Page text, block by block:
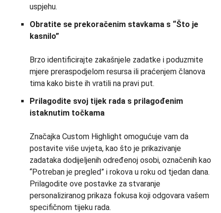
uspjehu.
Obratite se prekoračenim stavkama s “Što je
kasnilo”
Brzo identificirajte zakašnjele zadatke i poduzmite
mjere preraspodjelom resursa ili praćenjem članova
tima kako biste ih vratili na pravi put.
Prilagodite svoj tijek rada s prilagođenim
istaknutim točkama
Značajka Custom Highlight omogućuje vam da
postavite više uvjeta, kao što je prikazivanje
zadataka dodijeljenih određenoj osobi, označenih kao
“Potreban je pregled” i rokova u roku od tjedan dana.
Prilagodite ove postavke za stvaranje
personaliziranog prikaza fokusa koji odgovara vašem
specifičnom tijeku rada.